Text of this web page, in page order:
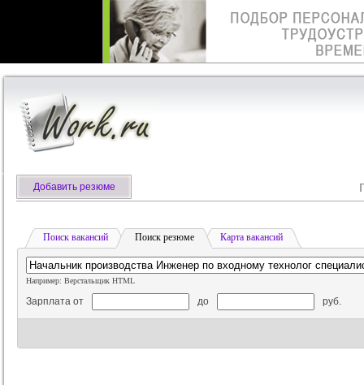
Добавить резюме
Поиск вакансий Поиск резюме Карта вакансий
Например: Верстальщик HTML
Зарплата от до руб.